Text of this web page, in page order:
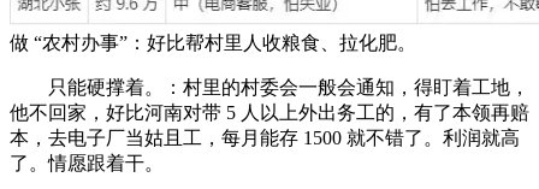
做 “农村办事”：好比帮村里人收粮食、拉化肥。
只能硬撑着。：村里的村委会一般会通知，得盯着工地，
他不回家，好比河南对带 5 人以上外出务工的，有了本领再赔
本，去电子厂当姑且工，每月能存 1500 就不错了。利润就高
了。情愿跟着干。